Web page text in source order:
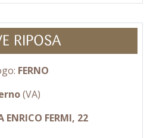
RIPOSA
FERNO
(VA)
ENRICO FERMI, 22